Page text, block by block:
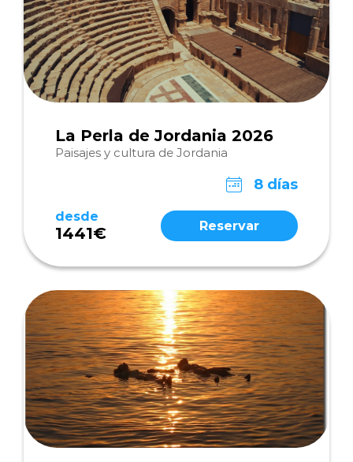
La Perla de Jordania 2026
Paisajes y cultura de Jordania
8 días
desde
1441€ Reservar